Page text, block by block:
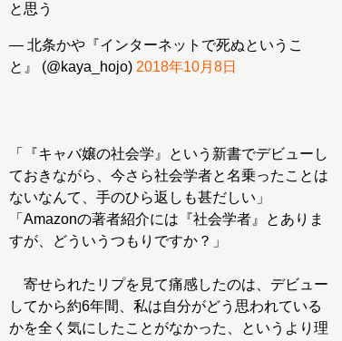
と思う
— 北条かや『インターネットで死ぬというこ
と』 (@kaya_hojo) 2018年10月8日
「『キャバ嬢の社会学』という新書でデビューし
ておきながら、今さら社会学者と名乗ったことは
ないなんて、手のひら返しも甚だしい」
「Amazonの著者紹介には『社会学者』とありま
すが、どういうつもりですか？」
寄せられたリプを見て痛感したのは、デビュー
してから約6年間、私は自分がどう思われている
かを全く気にしたことがなかった、というより理